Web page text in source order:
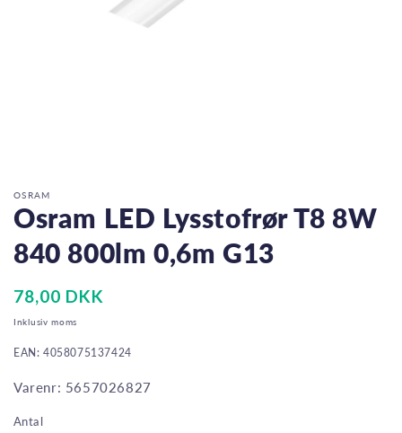
i
OSRAM
Osram LED Lysstofrør T8 8W
840 800lm 0,6m G13
Normalpris
78,00 DKK
Inklusiv moms
EAN: 4058075137424
Varenr: 5657026827
Antal